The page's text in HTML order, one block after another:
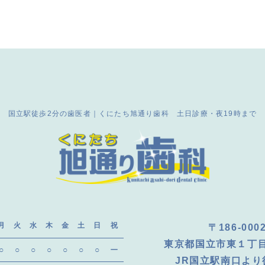
国立駅徒歩2分の歯医者｜くにたち旭通り歯科土日診療・夜19時まで
火 水 木 金 土 日 祝
○ ○ ○ ○ ○ ○ ○ ー
〒186-0002
東京都国立市東１丁
JR国立駅南口より